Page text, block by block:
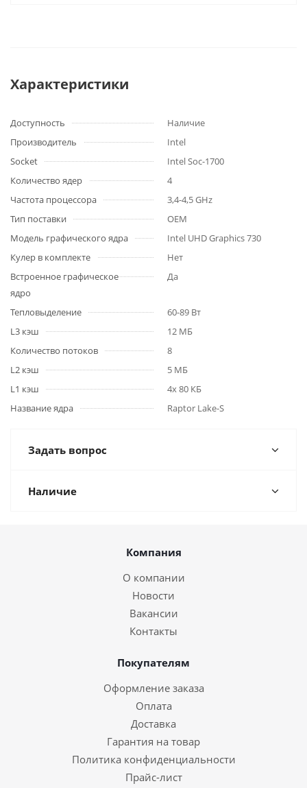
Характеристики
Доступность
Наличие
Производитель
Intel
Socket
Intel Soc-1700
Количество ядер
4
Частота процессора
3,4-4,5 GHz
Тип поставки
OEM
Модель графического ядра
Intel UHD Graphics 730
Кулер в комплекте
Нет
Встроенное графическое
ядро
Да
Тепловыделение
60-89 Вт
L3 кэш
12 МБ
Количество потоков
8
L2 кэш
5 МБ
L1 кэш
4х 80 КБ
Название ядра
Raptor Lake-S
Задать вопрос
Наличие
Компания
О компании
Новости
Вакансии
Контакты
Покупателям
Оформление заказа
Оплата
Доставка
Гарантия на товар
Политика конфиденциальности
Прайс-лист